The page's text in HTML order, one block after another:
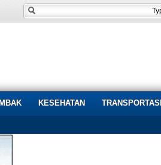
KESEHATAN TRANSPORTASI